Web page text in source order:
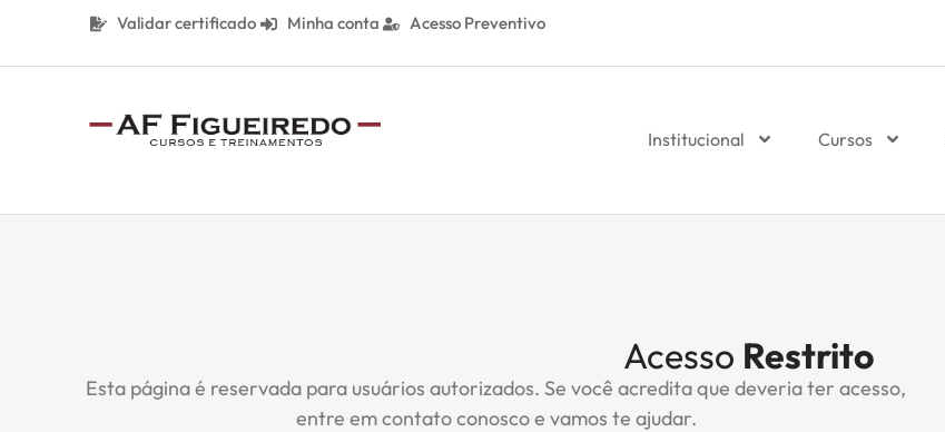
Validar certificado Minha conta Acesso Preventivo
Institucional Cursos
Acesso Restrito
Esta página é reservada para usuários autorizados. Se você acredita que deveria ter acesso,
entre em contato conosco e vamos te ajudar.